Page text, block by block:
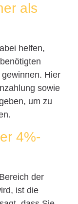
als
helfen,
Hier
sowie
um zu
4%-
der
ist die